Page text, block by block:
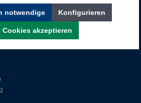
Wir helfen Ihnen kostenlos dabei.
notwendige Konfigurieren
Cookies akzeptieren